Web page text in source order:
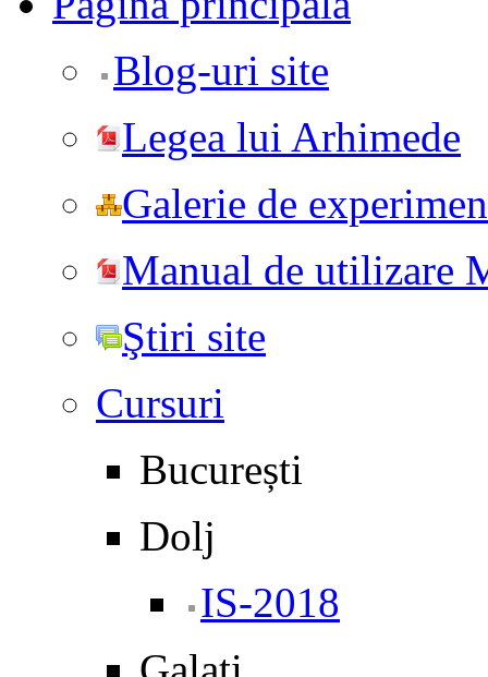
Blog-uri site
Legea lui Arhimede
Galerie de
Manual de utilizare
Ştiri site
Cursuri
București
Dolj
IS-2018